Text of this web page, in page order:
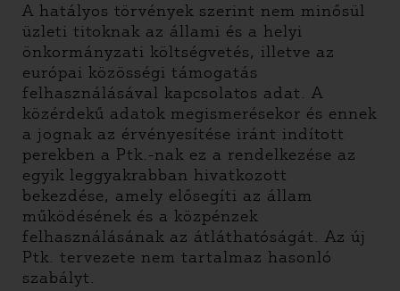
A hatályos törvények szerint nem minősül
üzleti titoknak az állami és a helyi
önkormányzati költségvetés, illetve az
európai közösségi támogatás
felhasználásával kapcsolatos adat. A
közérdekű adatok megismerésekor és ennek
a jognak az érvényesítése iránt indított
perekben a Ptk.-nak ez a rendelkezése az
egyik leggyakrabban hivatkozott
bekezdése, amely elősegíti az állam
működésének és a közpénzek
felhasználásának az átláthatóságát. Az új
Ptk. tervezete nem tartalmaz hasonló
szabályt.